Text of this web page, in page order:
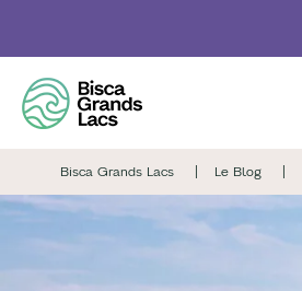
main
content
Bisca Grands Lacs Le Blog